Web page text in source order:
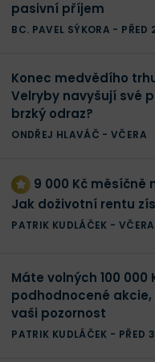
pasivní příjem
BC. PAVEL SÝKORA - PŘED
Konec medvědího
Velryby navyšují své
brzký odraz?
ONDŘEJ HLAVÁČ -VČERA
9 000 Kč měsíčně
Jak doživotní rentu
PATRIK KUDLÁČEK - VČERA
Máte volných 100 000
podhodnocené
vaši pozornost
PATRIK KUDLÁČEK - PŘED